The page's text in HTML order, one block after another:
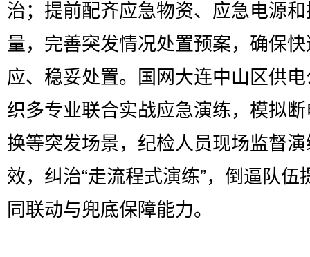
治；提前配齐应急物资、应急电源
量，完善突发情况处置预案，确保
应、稳妥处置。国网大连中山区供
织多专业联合实战应急演练，模拟
换等突发场景，纪检人员现场监督
效，纠治“走流程式演练”，倒逼队伍
同联动与兜底保障能力。